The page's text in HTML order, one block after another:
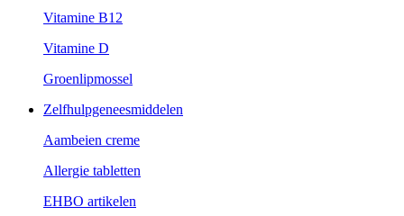
Vitamine B12
Vitamine D
Groenlipmossel
Zelfhulpgeneesmiddelen
Aambeien creme
Allergie tabletten
EHBO artikelen